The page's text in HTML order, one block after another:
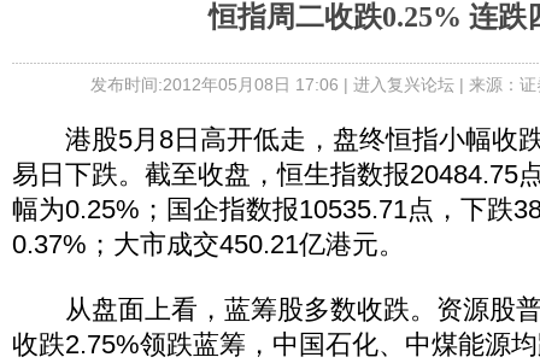
恒指周二收跌0.25% 连跌
发布时间:2012年05月08日 17:06 | 进入复兴论坛| 来源：
港股5月8日高开低走，盘终恒指小幅收
易日下跌。截至收盘，恒生指数报20484.75
幅为0.25%；国企指数报10535.71点，下跌
0.37%；大市成交450.21亿港元。
从盘面上看，蓝筹股多数收跌。资源股
收跌2.75%领跌蓝筹，中国石化、中煤能源